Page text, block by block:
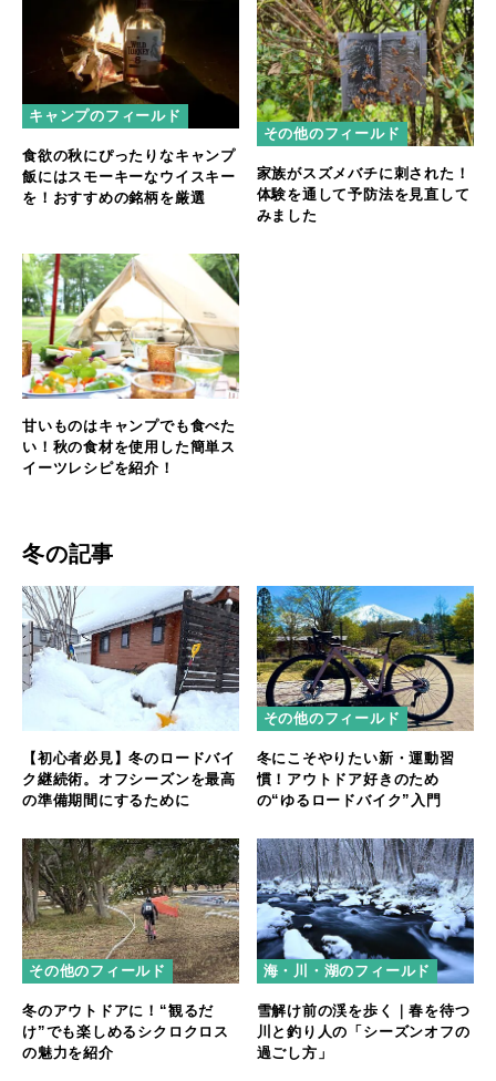
キャンプのフィールド
食欲の秋にぴったりなキャンプ
飯にはスモーキーなウイスキー
を！おすすめの銘柄を厳選
その他のフィールド
家族がスズメバチに刺された！
体験を通して予防法を見直して
みました
甘いものはキャンプでも食べた
い！秋の食材を使用した簡単ス
イーツレシピを紹介！
冬の記事
【初心者必見】冬のロードバイ
ク継続術。オフシーズンを最高
の準備期間にするために
その他のフィールド
冬にこそやりたい新・運動習
慣！アウトドア好きのため
の“ゆるロードバイク”入門
その他のフィールド
冬のアウトドアに！“観るだ
け”でも楽しめるシクロクロス
の魅力を紹介
海・川・湖のフィールド
雪解け前の渓を歩く｜春を待つ
川と釣り人の「シーズンオフの
過ごし方」